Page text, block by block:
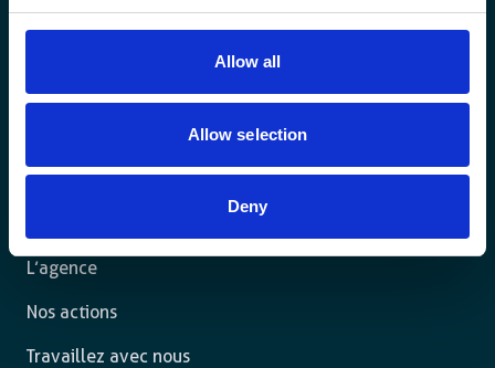
Allow all
Allow selection
Deny
Pour un monde durable où toutes les personnes vivent
dans un État de droit et ont la liberté de s’épanouir
L’agence
Nos actions
Travaillez avec nous